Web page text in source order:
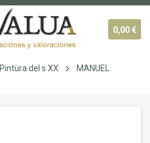
0,00 €
Pintura del s XX
MANUEL